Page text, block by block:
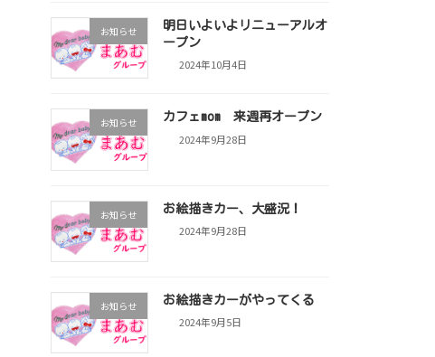
お知らせ
明日いよいよリニューアルオ
ープン
2024年10月4日
お知らせ カフェmom 来週再オープン
2024年9月28日
お知らせ お絵描きカー、大盛況！
2024年9月28日
お知らせ お絵描きカーがやってくる
2024年9月5日